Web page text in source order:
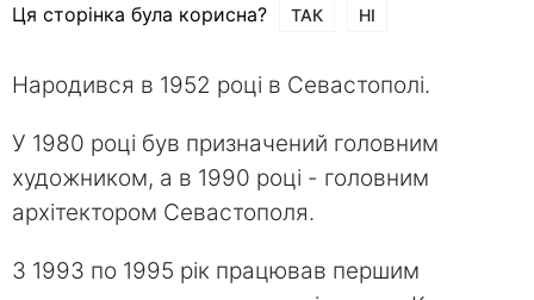
Ця сторінка була корисна? ТАК НІ
Народився в 1952 році в Севастополі.
У 1980 році був призначений головним
художником, а в 1990 році - головним
архітектором Севастополя.
З 1993 по 1995 рік працював першим